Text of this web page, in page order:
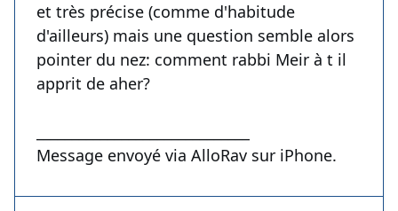
et très précise (comme d'habitude
d'ailleurs) mais une question semble alors
pointer du nez: comment rabbi Meir à t il
apprit de aher?
Message envoyé via AlloRav sur iPhone.